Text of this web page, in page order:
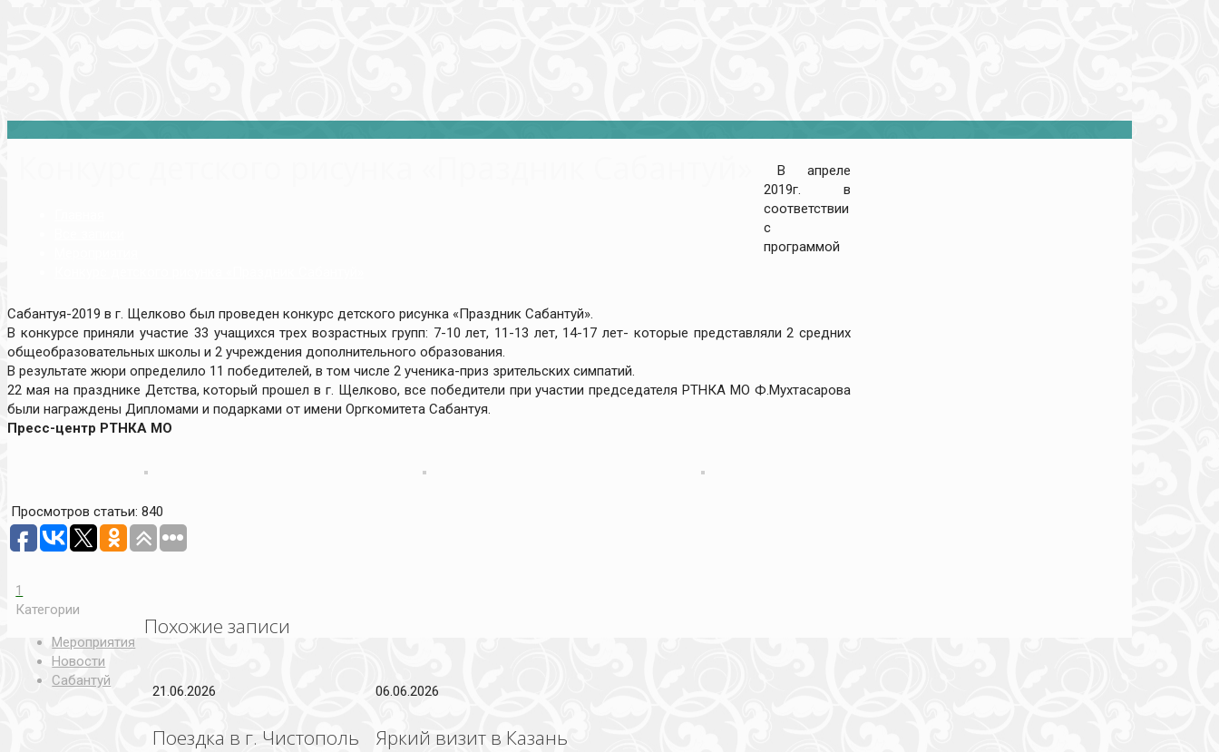
В апреле
2019г. в
соответствии
с
программой
Сабантуя-2019 в г. Щелково был проведен конкурс детского рисунка «Праздник Сабантуй».
В конкурсе приняли участие 33 учащихся трех возрастных групп: 7-10 лет, 11-13 лет, 14-17 лет- которые представляли 2 средних
общеобразовательных школы и 2 учреждения дополнительного образования.
В результате жюри определило 11 победителей, в том числе 2 ученика-приз зрительских симпатий.
22 мая на празднике Детства, который прошел в г. Щелково, все победители при участии председателя РТНКА МО Ф.Мухтасарова
были награждены Дипломами и подарками от имени Оргкомитета Сабантуя.
Пресс-центр РТНКА МО
Просмотров статьи: 840
1
Категории
Мероприятия
Новости
Сабантуй
Похожие записи
21.06.2026
Поездка в г. Чистополь
06.06.2026
Яркий визит в Казань